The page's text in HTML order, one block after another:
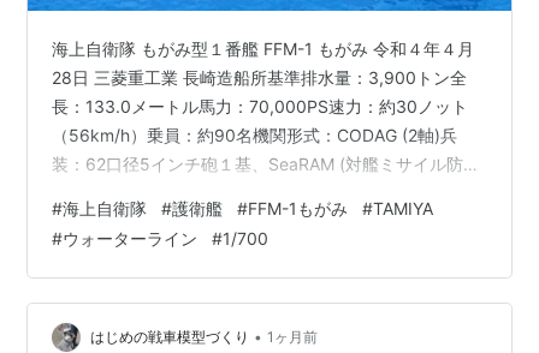
海上自衛隊 もがみ型１番艦 FFM-1 もがみ 令和４年４月
28日 三菱重工業 長崎造船所基準排水量：3,900トン全
長：133.0メートル馬力：70,000PS速力：約30ノット
（56km/h）乗員：約90名機関形式：CODAG (2軸)兵
装：62口径5インチ砲１基、SeaRAM (対艦ミサイル防御
発射機 (SSMS-3)２基、VDS・TASS (曳航式ソナー)１
式、UUV１機、USV１艇、簡易型機雷敷設装置１式、哨
戒ヘリコプター１機 タミヤウォーターラインシリーズ
No.037、FFM-1 もがみが完成しました。艦橋などの構造
物は、船体両側…
#海上自衛隊 #護衛艦 #FFM-1もがみ #TAMIYA
#ウォーターライン #1/700
はじめの戦車模型づくり • 1ヶ月前